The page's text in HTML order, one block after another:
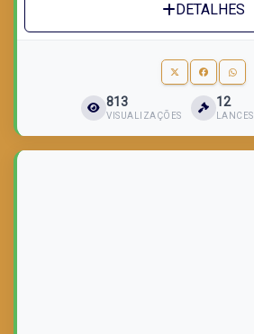
DETALHES
813
VISUALIZAÇÕES
12
LANCES